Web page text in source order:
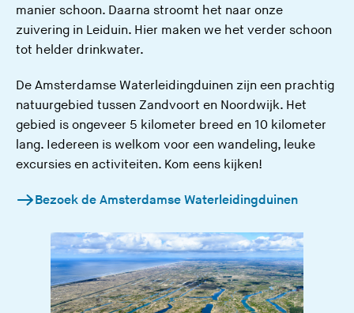
manier schoon. Daarna stroomt het naar onze
zuivering in Leiduin. Hier maken we het verder schoon
tot helder drinkwater.
De Amsterdamse Waterleidingduinen zijn een prachtig
natuurgebied tussen Zandvoort en Noordwijk. Het
gebied is ongeveer 5 kilometer breed en 10 kilometer
lang. Iedereen is welkom voor een wandeling, leuke
excursies en activiteiten. Kom eens kijken!
Bezoek de Amsterdamse Waterleidingduinen